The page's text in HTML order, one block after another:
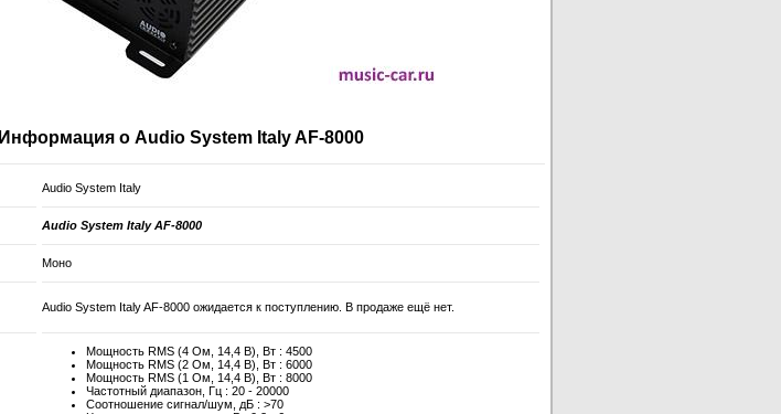
Информация о Audio System Italy AF-8000
Audio System Italy
Audio System Italy AF-8000
Моно
Audio System Italy AF-8000 ожидается к поступлению. В продаже ещё нет.
Мощность RMS (4 Ом, 14,4 В), Вт : 4500
Мощность RMS (2 Ом, 14,4 В), Вт : 6000
Мощность RMS (1 Ом, 14,4 В), Вт : 8000
Частотный диапазон, Гц : 20 - 20000
Соотношение сигнал/шум, дБ : >70